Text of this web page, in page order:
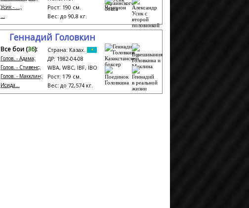
Усик - ...;
...
Рост: 190 см.
Вес: до 90,8 кг.
Геннадий Головкин
Все бои (36):
Голов. - Адама;
Голов. - Стивенс;
Голов. - Макклин;
Исида...
Страна: Казах.
ДР: 1982-04-08
WBA, WBC, IBF, IBO
Рост: 179 см.
Вес: до 72,574 кг.